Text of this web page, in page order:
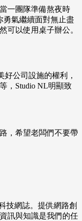
一團隊準備熬夜時
勇氣繼續面對無止盡
可以使用桌子辦公。
好公司設施的權利，
，Studio NL明顯致
，希望老闆們不要帶
技網誌。提供網路創
訊與知識是我們的任